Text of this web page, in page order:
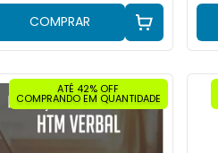
COMPRAR
ATÉ 42% OFF
COMPRANDO EM QUANTIDADE